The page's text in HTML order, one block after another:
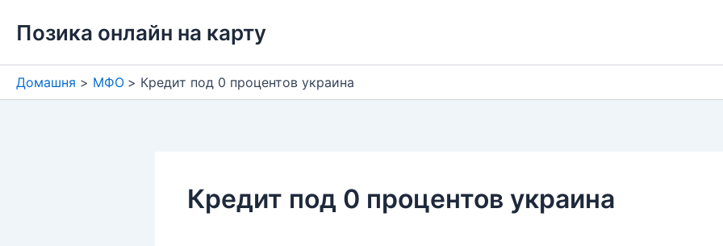
Позика онлайн на карту
Домашня МФО Кредит под 0 процентов украина
Кредит под 0 процентов украина